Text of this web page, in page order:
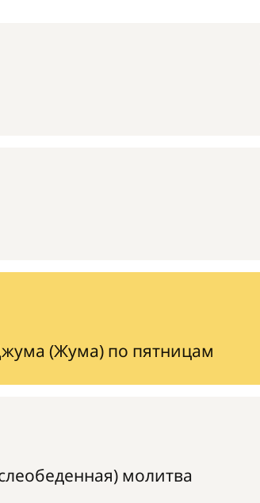
(Жума) по пятницам
молитва